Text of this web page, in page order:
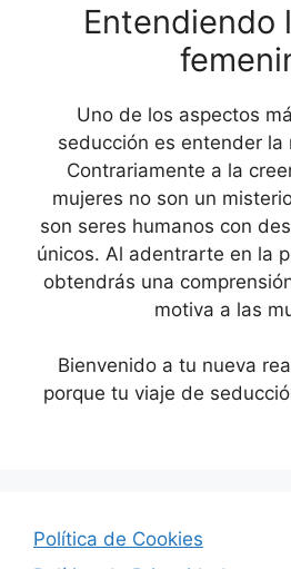
Entendiendo
Uno de los aspectos
seducción es entender la
Contrariamente a la
mujeres no son un
son seres humanos con
únicos. Al adentrarte en la
obtendrás una
motiva a las
Bienvenido a tu nueva
porque tu viaje de
Política de Cookies